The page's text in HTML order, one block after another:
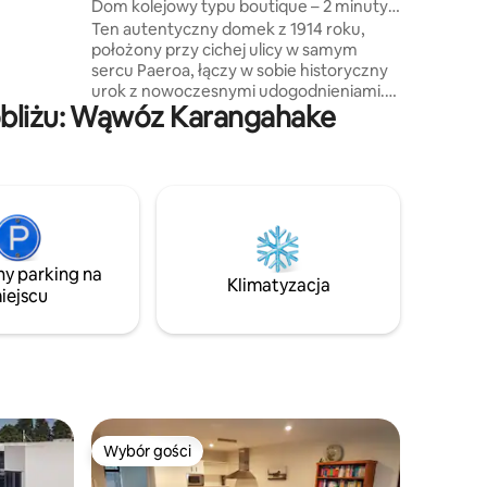
Dom kolejowy typu boutique – 2 minuty
spacerem do miasta!
Ten autentyczny domek z 1914 roku,
położony przy cichej ulicy w samym
sercu Paeroa, łączy w sobie historyczny
urok z nowoczesnymi udogodnieniami.
Znajduje się przy trasie kolejowej
Hauraki. Idealne miejsce na relaks i
Ekspres do kawy DeLonghi ♡ Herbata
wejściowych Parking ♡ poza ulicą ♡
Bezpieczna wiata rowerowa ♡ 2 minuty
Wąwóz Karangahake
parking na
Klimatyzacja
Wybór gości
Wybór gości